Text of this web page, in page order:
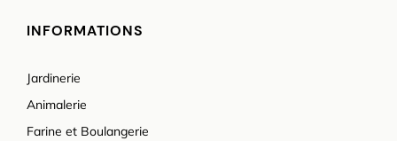
INFORMATIONS
Jardinerie
Animalerie
Farine et Boulangerie